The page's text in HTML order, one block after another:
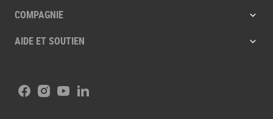
COMPAGNIE
AIDE ET SOUTIEN
Facebook
Instagram
YoutubeLinkedIn